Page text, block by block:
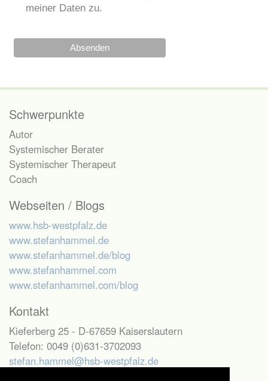
meiner Daten zu.
Schwerpunkte
Autor
Systemischer Berater
Systemischer Therapeut
Coach
Webseiten / Blogs
www.hsb-westpfalz.de
www.stefanhammel.de
www.stefanhammel.de/blog
www.stefanhammel.com
www.stefanhammel.com/blog
Kontakt
Kieferberg 25 - D-67659 Kaiserslautern
Telefon: 0049 (0)631-3702093
stefan.hammel@hsb-westpfalz.de